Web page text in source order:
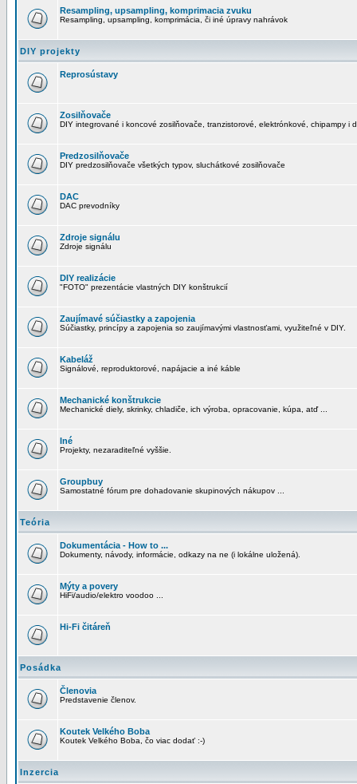
Resampling, upsampling, komprimacia zvuku
Resampling, upsampling, komprimácia, či iné úpravy nahrávok
DIY projekty
Reprosústavy
Zosilňovače
DIY integrované i koncové zosilňovače, tranzistorové, elektrónkové, chipampy i
Predzosilňovače
DIY predzosilňovače všetkých typov, sluchátkové zosilňovače
DAC
DAC prevodníky
Zdroje signálu
Zdroje signálu
DIY realizácie
"FOTO" prezentácie vlastných DIY konštrukcií
Zaujímavé súčiastky a zapojenia
Súčiastky, princípy a zapojenia so zaujímavými vlastnosťami, využiteľné v DIY.
Kabeláž
Signálové, reproduktorové, napájacie a iné káble
Mechanické konštrukcie
Mechanické diely, skrinky, chladiče, ich výroba, opracovanie, kúpa, atď ...
Iné
Projekty, nezaraditeľné vyššie.
Groupbuy
Samostatné fórum pre dohadovanie skupinových nákupov ...
Teória
Dokumentácia - How to ...
Dokumenty, návody, informácie, odkazy na ne (i lokálne uložená).
Mýty a povery
HiFi/audio/elektro voodoo ...
Hi-Fi čitáreň
Posádka
Členovia
Predstavenie členov.
Koutek Velkého Boba
Koutek Velkého Boba, čo viac dodať :-)
Inzercia